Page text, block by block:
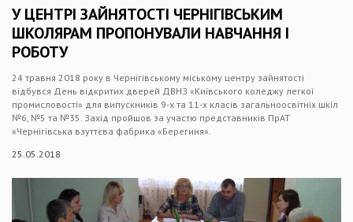
У ЦЕНТРІ ЗАЙНЯТОСТІ ЧЕРНІГІВСЬКИМ
ШКОЛЯРАМ ПРОПОНУВАЛИ НАВЧАННЯ І
РОБОТУ
24 травня 2018 року в Чернігівському міському центру зайнятості
відбувся День відкритих дверей ДВНЗ «Київського коледжу легкої
промисловості» для випускників 9-х та 11-х класів загальноосвітніх шкіл
№6, №5 та №35. Захід пройшов за участю представників ПрАТ
«Чернігівська взуттєва фабрика «Берегиня».
25.05.2018